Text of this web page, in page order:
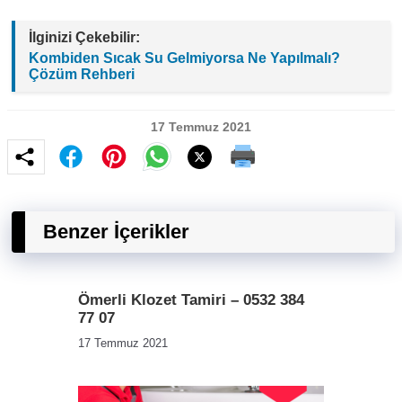
İlginizi Çekebilir:
Kombiden Sıcak Su Gelmiyorsa Ne Yapılmalı?
Çözüm Rehberi
17 Temmuz 2021
Benzer İçerikler
Ömerli Klozet Tamiri – 0532 384
77 07
17 Temmuz 2021